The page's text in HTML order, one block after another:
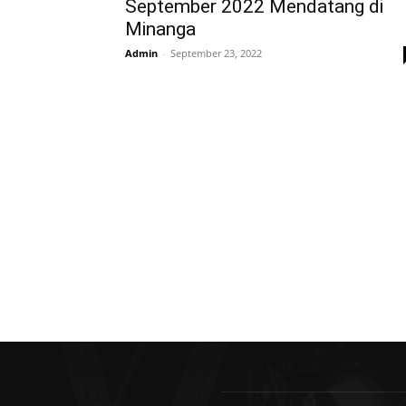
September 2022 Mendatang di
Minanga
Admin - September 23, 2022